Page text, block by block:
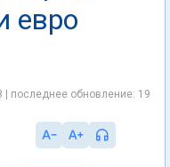
евро
| последнее обновление: 19